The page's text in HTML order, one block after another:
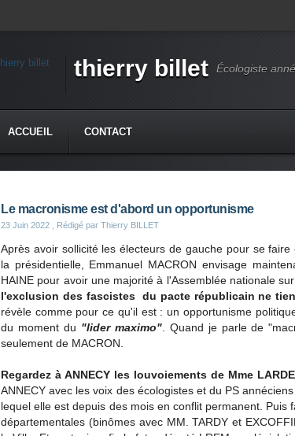
thierry billet Écologiste
ACCUEIL CONTACT
Le macronisme est d'abord un opportunisme
23 Juin 2022 , Rédigé par Thierry BILLET
Après avoir sollicité les électeurs de gauche pour se
la présidentielle, Emmanuel MACRON envisage
HAINE pour avoir une majorité à l'Assemblée nationale
l'exclusion des fascistes du pacte républicain ne
révèle comme pour ce qu'il est : un opportunisme
du moment du "lider maximo". Quand je parle de
seulement de MACRON.
Regardez à ANNECY les louvoiements de Mme
ANNECY avec les voix des écologistes et du PS
lequel elle est depuis des mois en conflit permanent. Puis
départementales (binômes avec MM. TARDY et